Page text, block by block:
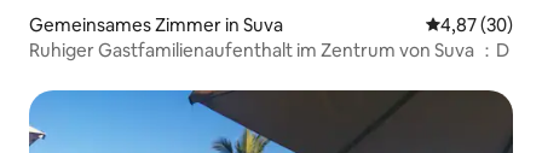
Gemeinsames Zimmer in Suva
4,87 (30)
Ruhiger Gastfamilienaufenthalt im Zentrum von Suva ：D